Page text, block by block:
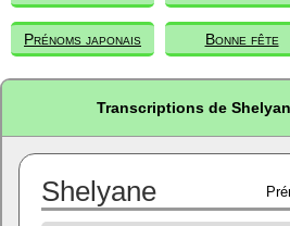
Prénoms japonais Bonne fête
Transcriptions de
Shelyane